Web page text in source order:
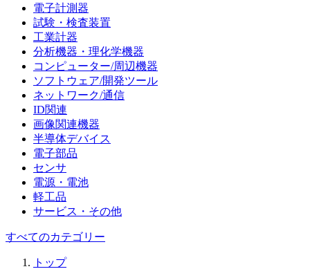
電子計測器
試験・検査装置
工業計器
分析機器・理化学機器
コンピューター/周辺機器
ソフトウェア/開発ツール
ネットワーク/通信
ID関連
画像関連機器
半導体デバイス
電子部品
センサ
電源・電池
軽工品
サービス・その他
すべてのカテゴリー
トップ